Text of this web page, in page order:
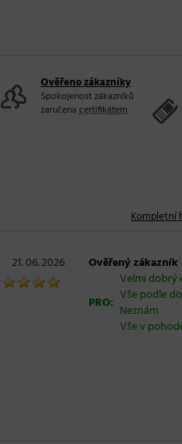
Ověřeno zákazníky
Spokojenost zákazníků
zaručena certifikátem.
Kompletní
21. 06. 2026 Ověřený zákazník
PRO:
Velmi dobrý
Vše podle
Neznám
Vše v